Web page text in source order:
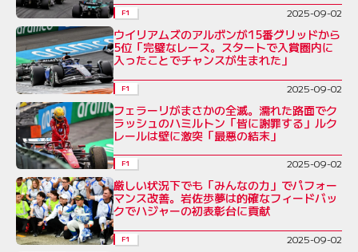
F1 2025-09-02
ウイリアムズのアルボンが15番グリッドから
5位「完璧なレース。スタートで入賞圏内に
入ったことでチャンスが生まれた」
F1 2025-09-02
フェラーリがまさかの全滅。濡れた路面でク
ラッシュのハミルトン「皆に謝罪する」ルク
レールは壁に激突「最悪の結末」
F1 2025-09-02
厳しい状況下でも「みんなの力」でパフォー
マンス改善。岩佐歩夢は的確なフィードバッ
クでハジャーの初表彰台に貢献
F1 2025-09-02